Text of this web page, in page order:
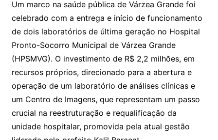
y
Li
n
k
s
A
p
p
gr
a
m
e
dI
n
l
gl
e
Cl
a
s
sr
o
m
s
s
a
g
e
lo
o
k.
c
o
m
y
p
e
h
o
o
M
ai
l
e
a
d
s
ai
l
ar
e
Um marco na saúde pública de Várzea Grande foi
celebrado com a entrega e início de funcionamento
de dois laboratórios de última geração no Hospital
Pronto-Socorro Municipal de Várzea Grande
(HPSMVG). O investimento de R$ 2,2 milhões, em
recursos próprios, direcionado para a abertura e
operação de um laboratório de análises clínicas e
um Centro de Imagens, que representam um passo
crucial na reestruturação e requalificação da
unidade hospitalar, promovida pela atual gestão